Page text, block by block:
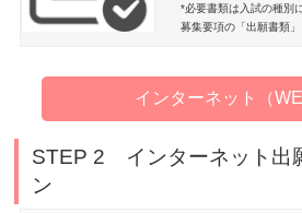
*必要書類は入試の種別
募集要項の「出願書類」
インターネット（
STEP 2 インターネット出
ン